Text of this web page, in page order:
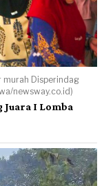
murah Disperindag
newsway.co.id)
Juara I Lomba